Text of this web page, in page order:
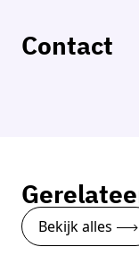
Contact
Bekijk alles